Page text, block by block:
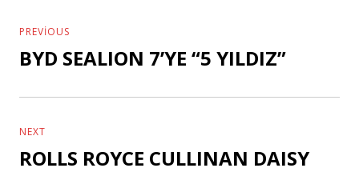
dolaşımı
PREVIOUS
Previous
BYD SEALION 7’YE “5 YILDIZ”
NEXT
Next
ROLLS ROYCE CULLINAN DAISY